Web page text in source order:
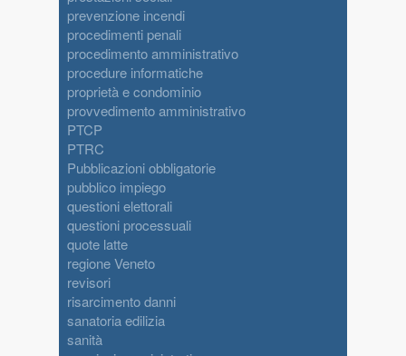
prevenzione incendi
procedimenti penali
procedimento amministrativo
procedure informatiche
proprietà e condominio
provvedimento amministrativo
PTCP
PTRC
Pubblicazioni obbligatorie
pubblico impiego
questioni elettorali
questioni processuali
quote latte
regione Veneto
revisori
risarcimento danni
sanatoria edilizia
sanità